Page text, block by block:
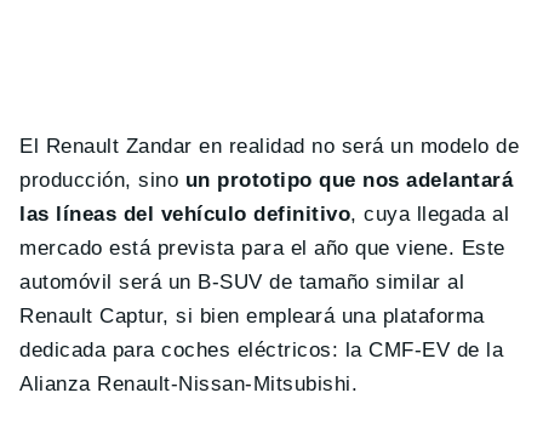
El Renault Zandar en realidad no será un modelo de
producción, sino un prototipo que nos adelantará
las líneas del vehículo definitivo, cuya llegada al
mercado está prevista para el año que viene. Este
automóvil será un B-SUV de tamaño similar al
Renault Captur, si bien empleará una plataforma
dedicada para coches eléctricos: la CMF-EV de la
Alianza Renault-Nissan-Mitsubishi.